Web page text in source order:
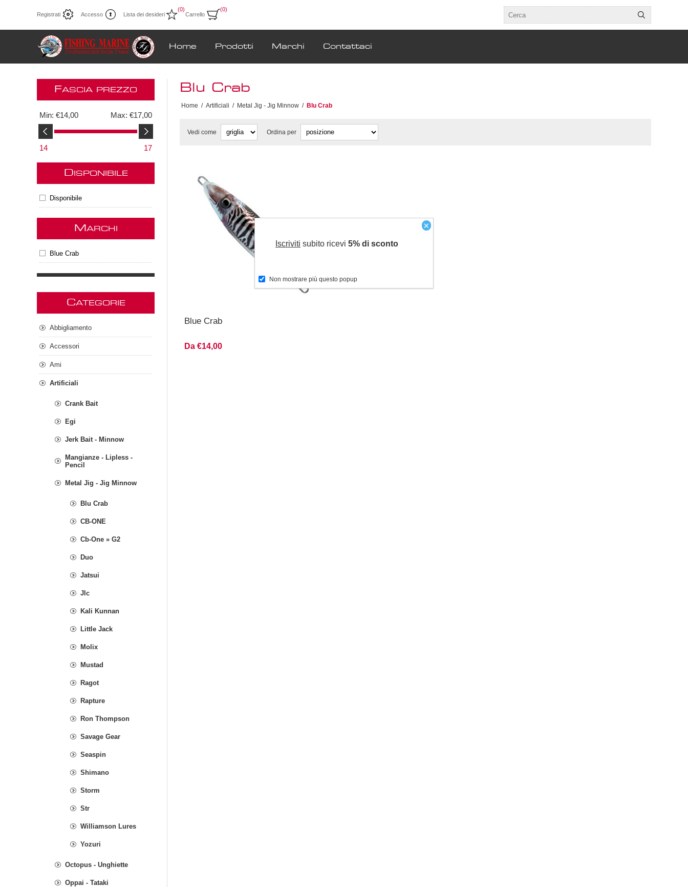
Registrati Accesso Lista dei desideri
(0)
Carrello
(0)
Home Prodotti Marchi Contattaci
Blu Crab
Home / Artificiali / Metal Jig - Jig Minnow / Blu Crab
Vedi come Ordina per
Blue Crab
Da €14,00
FASCIA PREZZO
Min: €14,00 Max: €17,00
14 17
D ISPONIBILE
Disponibile
M ARCHI
Blue Crab
CATEGORIE
Abbigliamento
Accessori
Ami
Artificiali
Crank Bait
Egi
Jerk Bait - Minnow
Mangianze - Lipless -
Pencil
Metal Jig - Jig Minnow
Blu Crab
CB-ONE
Cb-One » G2
Duo
Jatsui
Jlc
Kali Kunnan
Little Jack
Molix
Mustad
Ragot
Rapture
Ron Thompson
Savage Gear
Seaspin
Shimano
Storm
Str
Williamson Lures
Yozuri
Octopus - Unghiette
Oppai - Tataki
×
Iscriviti subito ricevi 5% di sconto
Non mostrare più questo popup